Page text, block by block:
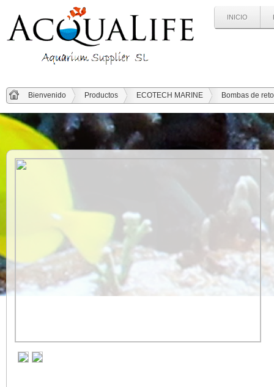
INICIO
Bienvenido Productos ECOTECH MARINE Bombas de